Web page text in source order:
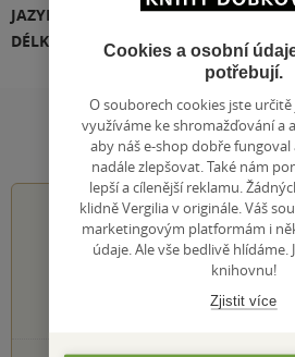
JAZYK
čeština
DÉLKA
Hodnocení a
0.0z
hodnocení
Cookies a osobní
potřebují.
O souborech cookies jste určitě
využíváme ke shromažďování a
aby náš e-shop dobře
nadále zlepšovat. Také nám
lepší a cílenější reklamu.
klidně Vergilia v originále. Váš
marketingovým platformám i
údaje. Ale vše bedlivě hlídáme.
knihovnu!
Zjistit více